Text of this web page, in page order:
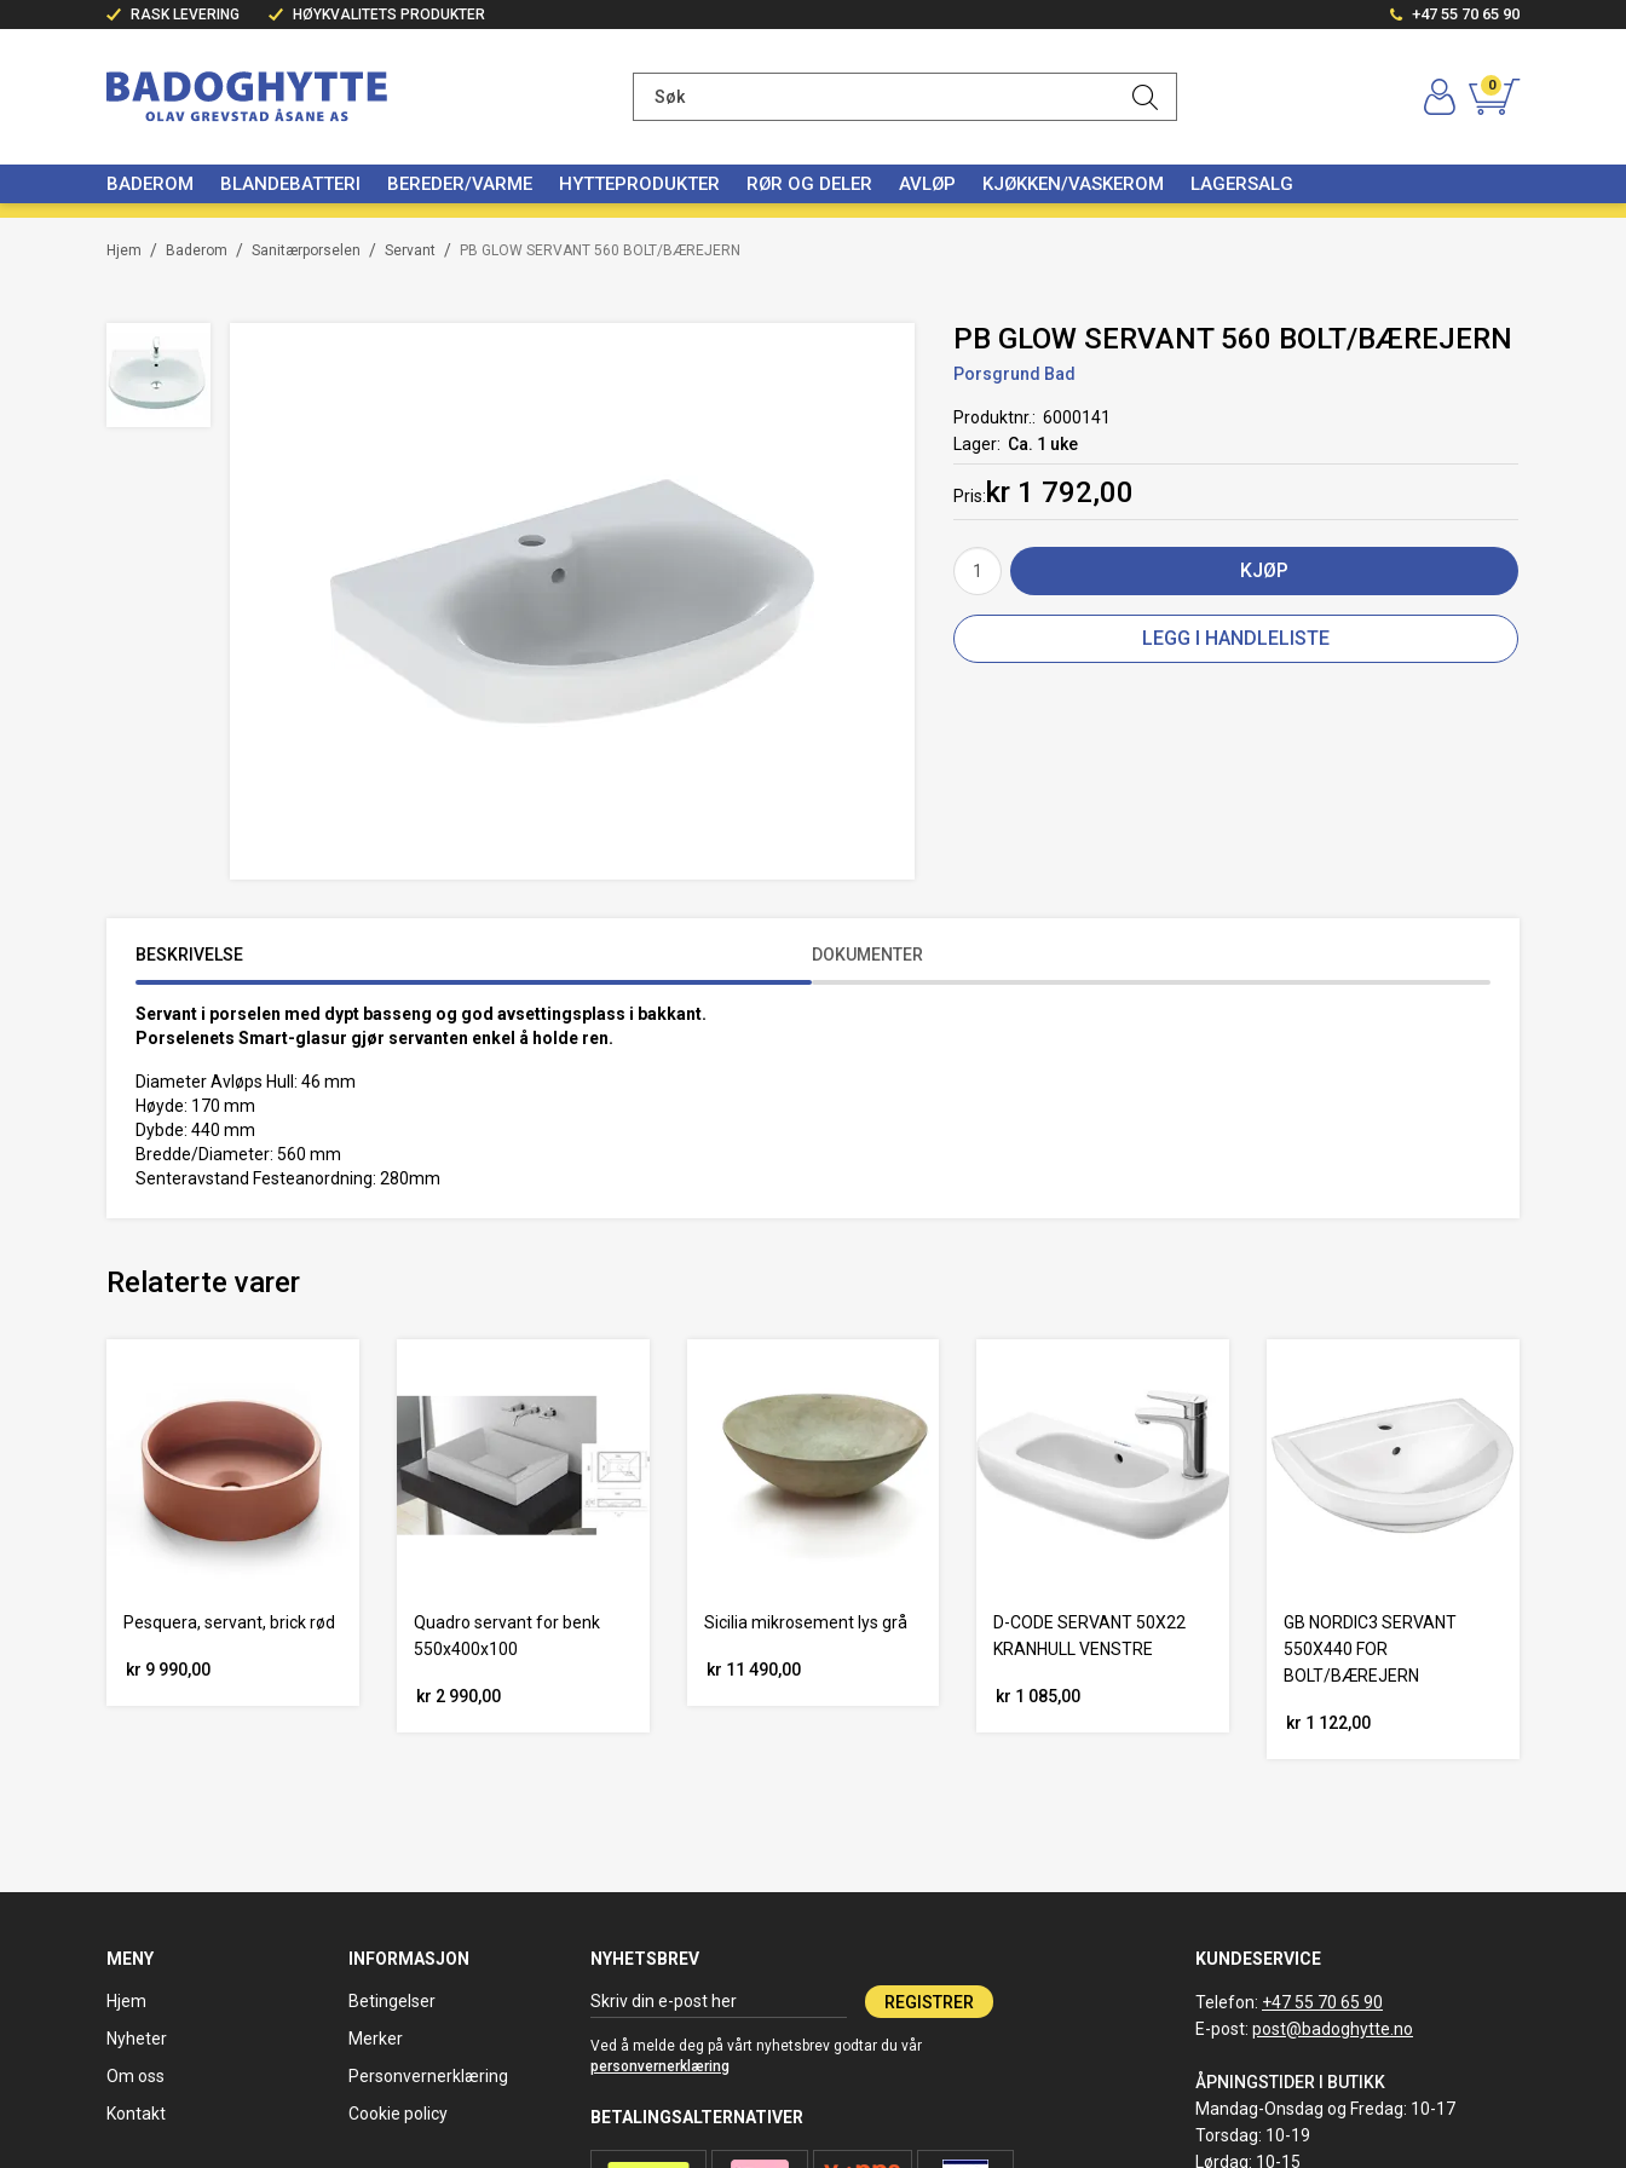
RASK LEVERING HØYKVALITETS PRODUKTER +47 55 70 65 90
0
BADEROM BLANDEBATTERI BEREDER/VARME HYTTEPRODUKTER RØR OG DELER AVLØP KJØKKEN/VASKEROM LAGERSALG
/
Hjem /
Baderom /
Sanitærporselen /
Servant PB GLOW SERVANT 560 BOLT/BÆREJERN
PB GLOW SERVANT 560 BOLT/BÆREJERN
Porsgrund Bad
Produktnr.
6000141
Lager
Ca. 1 uke
Pris kr 1 792,00
KJØP
LEGG I HANDLELISTE
BESKRIVELSE DOKUMENTER
Servant i porselen med dypt basseng og god avsettingsplass i bakkant.
Porselenets Smart-glasur gjør servanten enkel å holde ren.
Diameter Avløps Hull: 46 mm
Høyde: 170 mm
Dybde: 440 mm
Bredde/Diameter: 560 mm
Senteravstand Festeanordning: 280mm
Relaterte varer
Pesquera, servant, brick rød
kr 9 990,00
Quadro servant for benk
550x400x100
kr 2 990,00
Sicilia mikrosement lys grå
kr 11 490,00
D-CODE SERVANT 50X22
KRANHULL VENSTRE
kr 1 085,00
GB NORDIC3 SERVANT
550X440 FOR
BOLT/BÆREJERN
kr 1 122,00
MENY
Hjem
Nyheter
Om oss
Kontakt
INFORMASJON
Betingelser
Merker
Personvernerklæring
Cookie policy
NYHETSBREV
REGISTRER
Ved å melde deg på vårt nyhetsbrev godtar du vår
personvernerklæring
BETALINGSALTERNATIVER
KUNDESERVICE
Telefon: +47 55 70 65 90
E-post: post@badoghytte.no
ÅPNINGSTIDER I BUTIKK
Mandag-Onsdag og Fredag: 10-17
Torsdag: 10-19
Lørdag: 10-15